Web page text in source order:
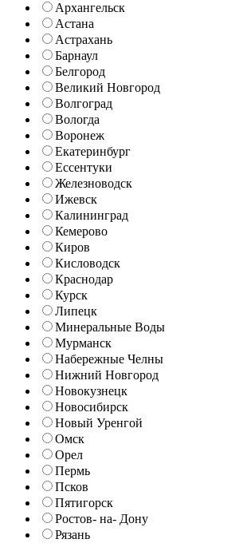
Архангельск
Астана
Астрахань
Барнаул
Белгород
Великий Новгород
Волгоград
Вологда
Воронеж
Екатеринбург
Ессентуки
Железноводск
Ижевск
Калининград
Кемерово
Киров
Кисловодск
Краснодар
Курск
Липецк
Минеральные Воды
Мурманск
Набережные Челны
Нижний Новгород
Новокузнецк
Новосибирск
Новый Уренгой
Омск
Орел
Пермь
Псков
Пятигорск
Ростов- на- Дону
Рязань